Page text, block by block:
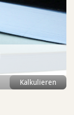
Kalkulieren